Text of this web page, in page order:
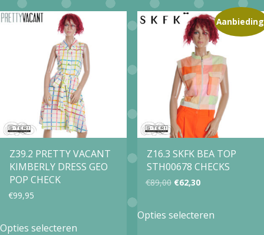
meerdere
variaties.
Deze
optie
kan
gekozen
worden
op
de
meerdere
variaties.
Deze
optie
kan
gekozen
worden
op
de
Z39.2 PRETTY VACANT
KIMBERLY DRESS GEO
POP CHECK
€99,95
Opties selecteren
Z16.3 SKFK BEA TOP
STH00678 CHECKS
€89,00 Oorspronkelijke
was:
€62,30Huidige
is:
Opties selecteren